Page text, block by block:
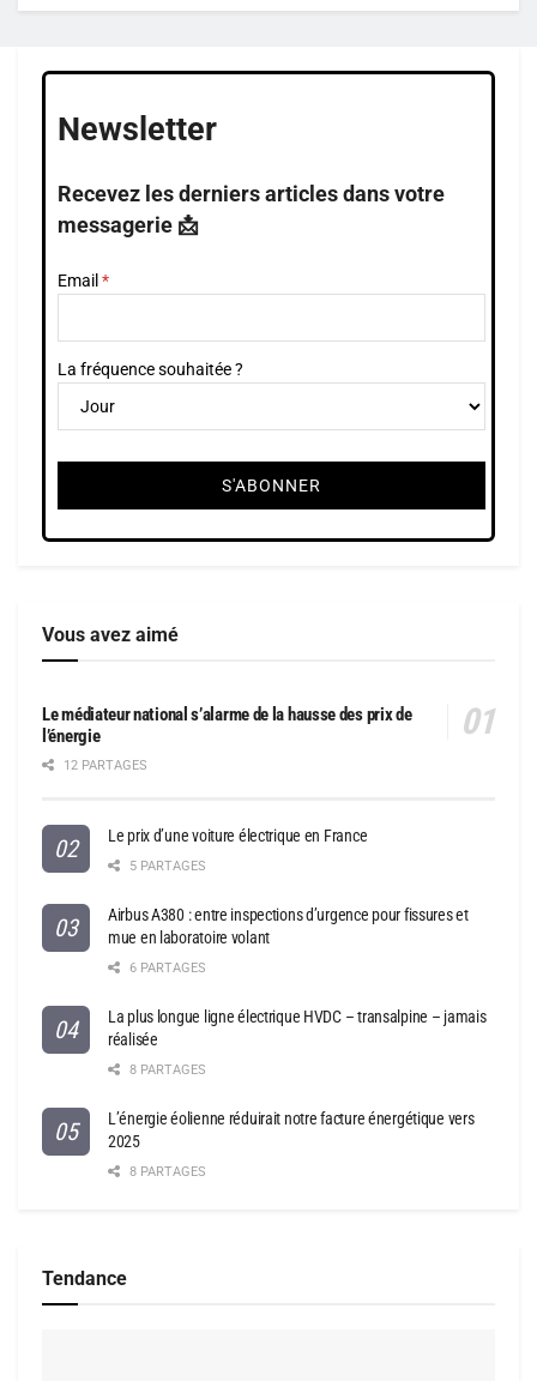
Newsletter
Recevez les derniers articles dans votre
messagerie 📩
Email
La fréquence souhaitée ?
Vous avez aimé
Le médiateur national s’alarme de la hausse des prix de
l’énergie
12 PARTAGES
Le prix d’une voiture électrique en France
5 PARTAGES
Airbus A380 : entre inspections d’urgence pour fissures et
mue en laboratoire volant
6 PARTAGES
La plus longue ligne électrique HVDC – transalpine – jamais
réalisée
8 PARTAGES
L’énergie éolienne réduirait notre facture énergétique vers
2025
8 PARTAGES
Tendance